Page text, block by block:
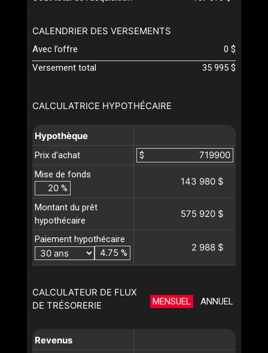
CALCULATRICE HYPOTHÉCAIRE
Hypothèque
Prix d'achat
$
Mise de fonds
%
143 980 $
Montant du prêt
hypothécaire
575 920 $
Paiement hypothécaire
%
2 988 $
CALCULATEUR DE FLUX
DE TRÉSORERIE
MENSUEL ANNUEL
Revenus
CALENDRIER DES VERSEMENTS
Avec l’offre
0 $
Versement total
35 995 $